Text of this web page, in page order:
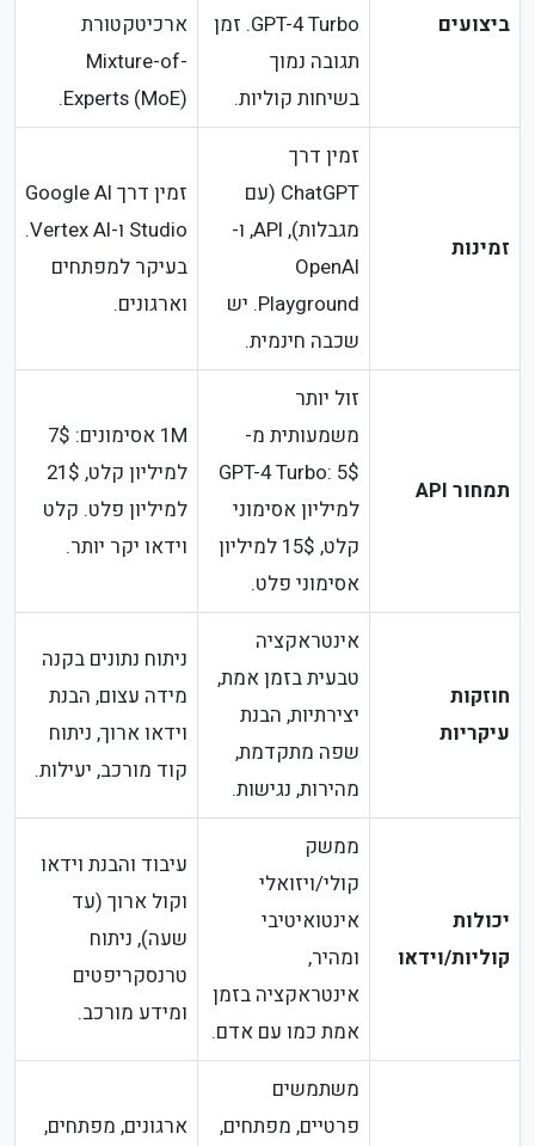
ביצועים
GPT-4 Turbo. זמן
תגובה נמוך
בשיחות קוליות.
ארכיטקטורת
Mixture-of-
Experts (MoE).
זמינות
זמין דרך
ChatGPT (עם
מגבלות), API, ו-
OpenAI
Playground. יש
שכבה חינמית.
זמין דרך Google AI
Studio ו-Vertex AI.
בעיקר למפתחים
וארגונים.
תמחור API
זול יותר
משמעותית מ-
GPT-4 Turbo: 5$
למיליון אסימוני
קלט, 15$ למיליון
אסימוני פלט.
1M אסימונים: 7$
למיליון קלט, 21$
למיליון פלט. קלט
וידאו יקר יותר.
חוזקות
עיקריות
אינטראקציה
טבעית בזמן אמת,
יצירתיות, הבנת
שפה מתקדמת,
מהירות, נגישות.
ניתוח נתונים בקנה
מידה עצום, הבנת
וידאו ארוך, ניתוח
קוד מורכב, יעילות.
יכולות
קוליות/וידאו
ממשק
קולי/ויזואלי
אינטואיטיבי
ומהיר,
אינטראקציה בזמן
אמת כמו עם אדם.
עיבוד והבנת וידאו
וקול ארוך (עד
שעה), ניתוח
טרנסקריפטים
ומידע מורכב.
משתמשים
פרטיים, מפתחים,
ארגונים, מפתחים,